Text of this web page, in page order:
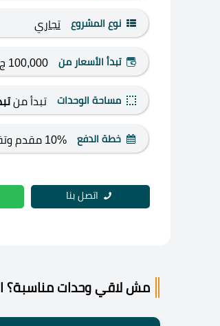
نوع المشروع تجاري
تبدأ الأسعار من 100,000 ج.م
مساحة الوحدات تبدأ من
خطة الدفع 10% مقدم وتقسيط حتى 7 سنوات
اتصل بنا
مش لاقي وحدات مناسبة؟